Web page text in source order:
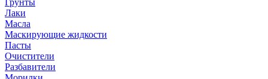
Грунты
Лаки
Масла
Маскирующие жидкости
Пасты
Очистители
Разбавители